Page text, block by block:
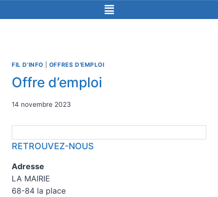
FIL D'INFO OFFRES D'EMPLOI
Offre d’emploi
14 novembre 2023
RETROUVEZ-NOUS
Adresse
LA MAIRIE
68-84 la place